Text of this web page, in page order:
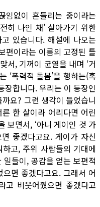
임없이 흔들리는 중이라는
히 나인 채’ 살아가기 위한
있습니다. 해설에 나오는
편이라는 이름의 고정된 틀
서, 기꺼이 균열을 내며 ‘거
‘폭력적 돌봄’을 행하는(혹
장합니다. 우리는 이 등장인
요? 그런 생각이 들었습니
한 살이라 어리다면 어린
보면서, ‘아니 게이인 것 가
좋겠다고요. 게이가 자신
고, 주위 사람들의 기대에
들이, 공감을 얻는 보편적
으면 좋겠다고요. 그래서 어
고 비웃어줬으면 좋겠다고